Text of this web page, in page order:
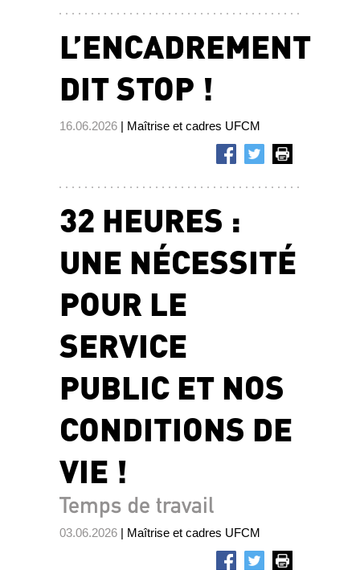
L’ENCADREMENT
DIT STOP !
16.06.2026 | Maîtrise et cadres UFCM
32 HEURES :
UNE NÉCESSITÉ
POUR LE
SERVICE
PUBLIC ET NOS
CONDITIONS DE
VIE !
Temps de travail
03.06.2026 | Maîtrise et cadres UFCM